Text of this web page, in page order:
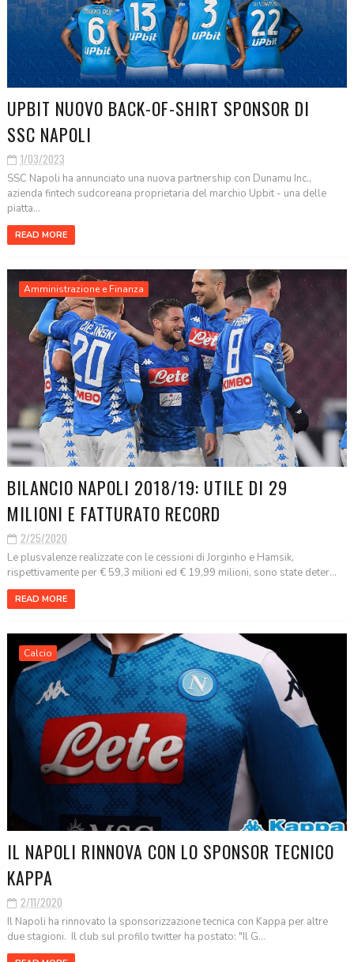
UPBIT NUOVO BACK-OF-SHIRT SPONSOR DI
SSC NAPOLI
1/03/2023
SSC Napoli ha annunciato una nuova partnership con Dunamu Inc.,
azienda fintech sudcoreana proprietaria del marchio Upbit - una delle
piatta...
READ MORE
Amministrazione e Finanza
BILANCIO NAPOLI 2018/19: UTILE DI 29
MILIONI E FATTURATO RECORD
2/25/2020
Le plusvalenze realizzate con le cessioni di Jorginho e Hamsik,
rispettivamente per € 59,3 milioni ed € 19,99 milioni, sono state deter...
READ MORE
Calcio
IL NAPOLI RINNOVA CON LO SPONSOR TECNICO
KAPPA
2/11/2020
Il Napoli ha rinnovato la sponsorizzazione tecnica con Kappa per altre
due stagioni. Il club sul profilo twitter ha postato: "Il G...